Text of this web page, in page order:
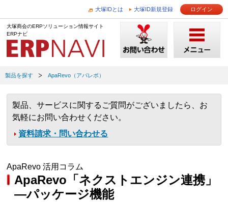
大塚IDとは 大塚ID新規登録 ログイン
大塚商会のERPソリューション情報サイト
ERPナビ
製品を探す ApaRevo（アパレボ）
製品、サービスに関するご質問がございましたら、お
気軽にお問い合わせください。
資料請求・問い合わせる
ApaRevo 活用コラム
ApaRevo「ネクストエンジン連携」
—パッケージ機能